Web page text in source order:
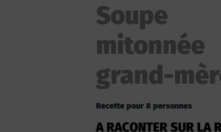
Soupe
mitonnée
grand-
Recette pour 8 personnes
A RACONTER SUR LA